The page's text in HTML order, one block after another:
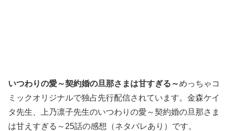
いつわりの愛～契約婚の旦那さまは甘すぎる～めっちゃコ
ミックオリジナルで独占先行配信されています。金森ケイ
タ先生、上乃凛子先生のいつわりの愛～契約婚の旦那さま
は甘えすぎる～25話の感想（ネタバレあり）です。